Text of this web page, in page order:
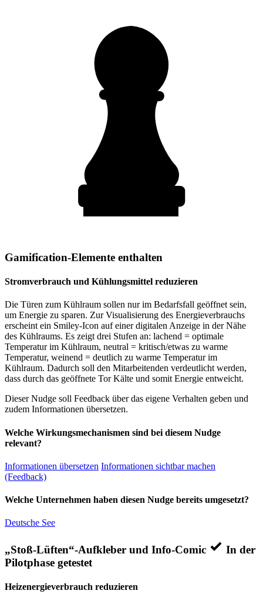
Gamification-Elemente enthalten
Stromverbrauch und Kühlungsmittel reduzieren
Die Türen zum Kühlraum sollen nur im Bedarfsfall geöffnet sein,
um Energie zu sparen. Zur Visualisierung des Energieverbrauchs
erscheint ein Smiley-Icon auf einer digitalen Anzeige in der Nähe
des Kühlraums. Es zeigt drei Stufen an: lachend = optimale
Temperatur im Kühlraum, neutral = kritisch/etwas zu warme
Temperatur, weinend = deutlich zu warme Temperatur im
Kühlraum. Dadurch soll den Mitarbeitenden verdeutlicht werden,
dass durch das geöffnete Tor Kälte und somit Energie entweicht.
Dieser Nudge soll Feedback über das eigene Verhalten geben und
zudem Informationen übersetzen.
Welche Wirkungsmechanismen sind bei diesem Nudge
relevant?
Informationen übersetzen Informationen sichtbar machen
(Feedback)
Welche Unternehmen haben diesen Nudge bereits umgesetzt?
Deutsche See
„Stoß-Lüften“-Aufkleber und Info-Comic
In der
Pilotphase getestet
Heizenergieverbrauch reduzieren